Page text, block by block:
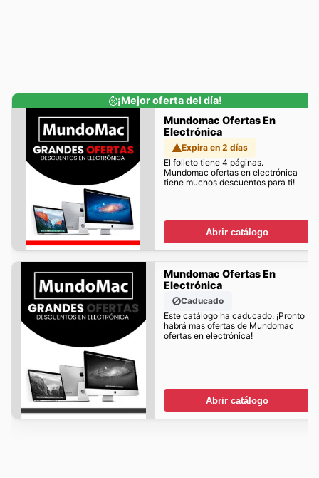
¡Mejor oferta del día!
Mundomac Ofertas En
Electrónica
Expira en 2 días
El folleto tiene 4 páginas.
Mundomac ofertas en electrónica
tiene muchos descuentos para ti!
Abrir catálogo
Mundomac Ofertas En
Electrónica
Caducado
Este catálogo ha caducado. ¡Pronto
habrá mas ofertas de Mundomac
ofertas en electrónica!
Abrir catálogo